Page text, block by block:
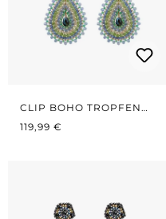
CLIP BOHO TROPFEN
BLAU/GRÜN
REGULÄRER PREIS:
119,99 €